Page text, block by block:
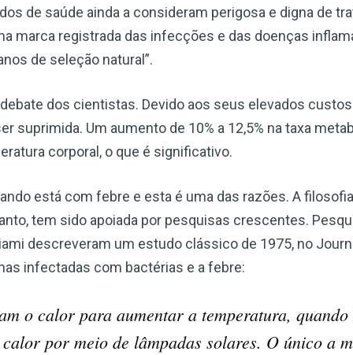
de saúde ainda a consideram perigosa e digna de
marca registrada das infecções e das doenças
de seleção natural”.
dos cientistas. Devido aos seus elevados
suprimida. Um aumento de 10% a 12,5% na taxa
corporal, o que é significativo.
está com febre e esta é uma das razões. A
tem sido apoiada por pesquisas crescentes.
descreveram um estudo clássico de 1975, no
infectadas com bactérias e a febre:
o calor para aumentar a temperatura,
por meio de lâmpadas solares. O único a